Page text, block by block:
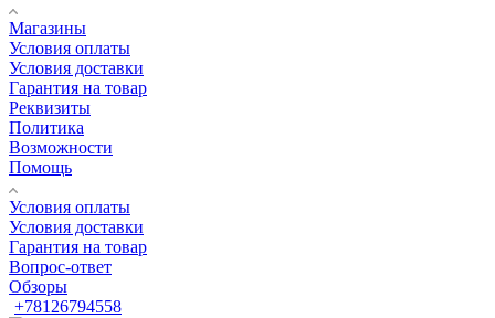
Магазины
Условия оплаты
Условия доставки
Гарантия на товар
Реквизиты
Политика
Возможности
Помощь
Условия оплаты
Условия доставки
Гарантия на товар
Вопрос-ответ
Обзоры
+78126794558